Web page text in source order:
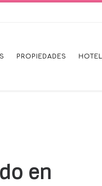
PROPIEDADES
en